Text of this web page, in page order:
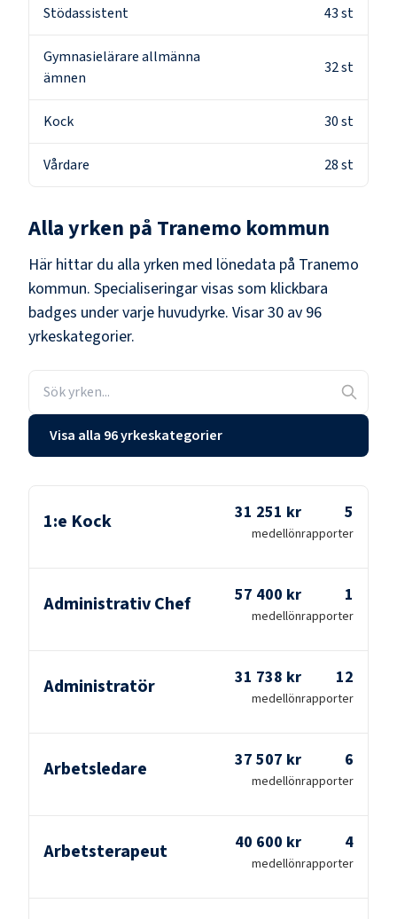
Stödassistent 43st
Gymnasielärare allmänna
ämnen
32st
Kock 30st
Vårdare 28st
Alla yrken på Tranemo kommun
Här hittar du alla yrken med lönedata på Tranemo
kommun. Specialiseringar visas som klickbara
badges under varje huvudyrke. Visar 30 av 96
yrkeskategorier.
Visa alla 96 yrkeskategorier
1:e Kock 31 251 kr
medellön
5
rapporter
Administrativ Chef 57 400 kr
medellön
1
rapporter
Administratör 31 738 kr
medellön
12
rapporter
Arbetsledare 37 507 kr
medellön
6
rapporter
Arbetsterapeut 40 600 kr
medellön
4
rapporter